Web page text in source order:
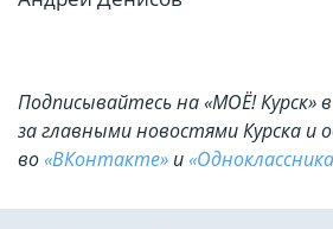
Подписывайтесь на «МОЁ! Курск» в
за главными новостями Курска и
во«ВКонтакте» и